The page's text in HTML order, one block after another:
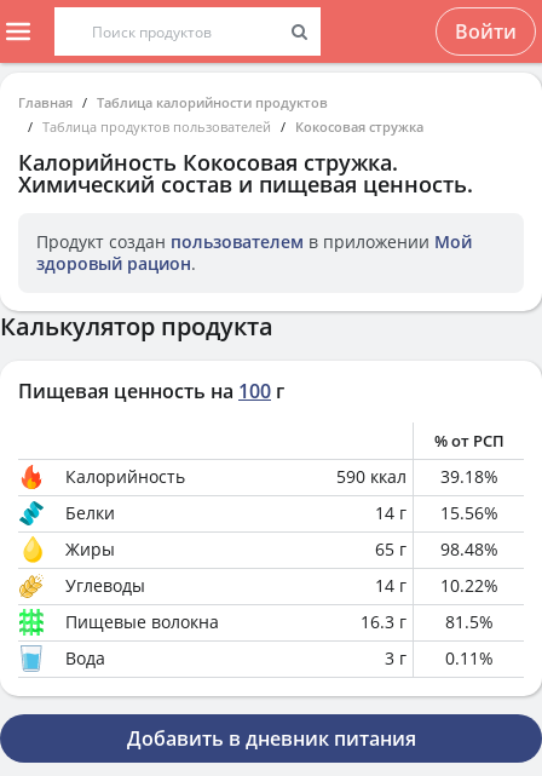
Войти
Главная
Таблица калорийности продуктов
Таблица продуктов пользователей
Кокосовая стружка
Калорийность Кокосовая стружка.
Химический состав и пищевая ценность.
Продукт создан пользователем в приложении Мой
здоровый рацион.
Калькулятор продукта
Пищевая ценность на 100 г
% от РСП
Калорийность 590 ккал 39.18%
Белки
14 г 15.56%
Жиры
65 г 98.48%
Углеводы
14 г 10.22%
Пищевые волокна
16.3 г 81.5%
Вода
3 г 0.11%
Добавить в дневник питания